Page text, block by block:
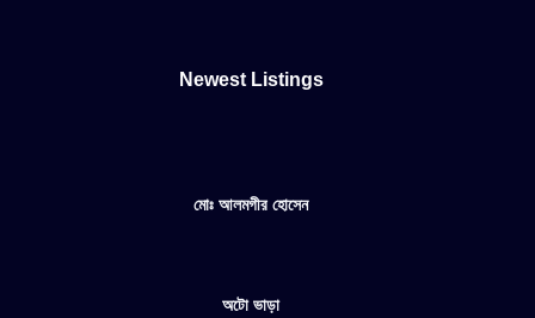
Newest Listings​
মোঃ আলমগীর হোসেন
অটো ভাড়া